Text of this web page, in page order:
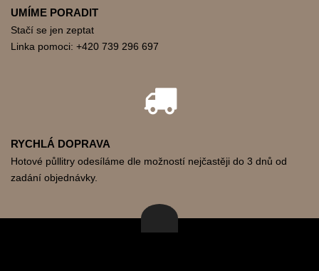
UMÍME PORADIT
Stačí se jen zeptat
Linka pomoci: +420 739 296 697
RYCHLÁ DOPRAVA
Hotové půllitry odesíláme dle možností nejčastěji do 3 dnů od
zadání objednávky.